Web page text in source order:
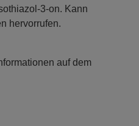
3-on. Kann
hervorrufen.
auf dem